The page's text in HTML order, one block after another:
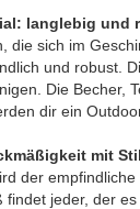
langlebig und
die sich im
und robust.
Die Becher,
dir ein
mit Stil
der
jeder, der